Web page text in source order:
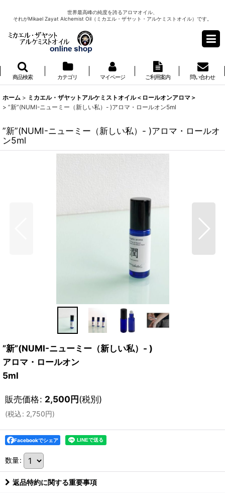
世界最高峰の純度を誇るアロマオイル、
それがMikael Zayat Alchemist Oil（ミカエル・ザヤット・アルケミストオイル）です。
商品検索 カテゴリ マイページ ご利用案内 問い合わせ
ホーム > ミカエル・ザヤットアルケミストオイル＜ロールオンアロマ＞
> ”新”(NUMI-ニューミー（新しい私）- )アロマ・ロールオン5ml
”新”(NUMI-ニューミー（新しい私）- )アロマ・ロールオ
ン5ml
”新”(NUMI-ニューミー（新しい私）- )
アロマ・ロールオン
5ml
販売価格: 2,500円(税別)
(税込: 2,750円)
Facebookでシェア
数量:
返品特約に関する重要事項